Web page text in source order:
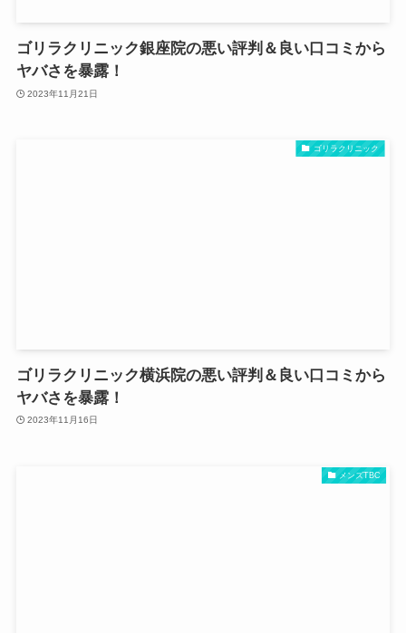
ゴリラクリニック銀座院の悪い評判＆良い口コミから
ヤバさを暴露！
2023年11月21日
ゴリラクリニック
ゴリラクリニック横浜院の悪い評判＆良い口コミから
ヤバさを暴露！
2023年11月16日
メンズTBC